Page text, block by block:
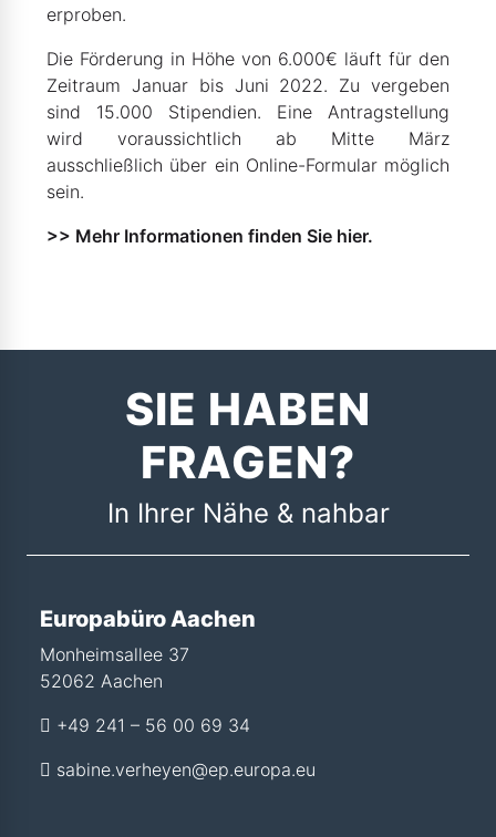
erproben.
Die Förderung in Höhe von 6.000€ läuft für den
Zeitraum Januar bis Juni 2022. Zu vergeben
sind 15.000 Stipendien. Eine Antragstellung
wird voraussichtlich ab Mitte März
ausschließlich über ein Online-Formular möglich
sein.
>> Mehr Informationen finden Sie hier.
SIE HABEN
FRAGEN?
In Ihrer Nähe & nahbar
Europabüro Aachen
Monheimsallee 37
52062 Aachen
+49 241 – 56 00 69 34
sabine.verheyen@ep.europa.eu